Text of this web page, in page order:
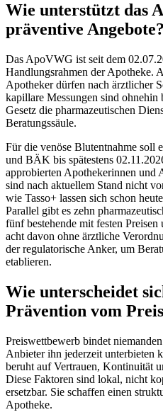
Wie unterstützt das
präventive Angebote?
Das ApoVWG ist seit dem
Handlungsrahmen der Apotheke.
Apotheker dürfen nach ärztlicher
kapillare Messungen sind
Gesetz die pharmazeutischen
Beratungssäule.
Für die venöse Blutentnahme
und BÄK bis spätestens
approbierten Apothekerinnen und
sind nach aktuellem Stand nicht
wie Tasso+ lassen sich schon
Parallel gibt es zehn
fünf bestehende mit festen
acht davon ohne ärztliche
der regulatorische Anker, um
etablieren.
Wie unterscheidet
Prävention vom
Preiswettbewerb bindet
Anbieter ihn jederzeit unterbieten
beruht auf Vertrauen, Kontinuität
Diese Faktoren sind lokal, nicht
ersetzbar. Sie schaffen einen
Apotheke.